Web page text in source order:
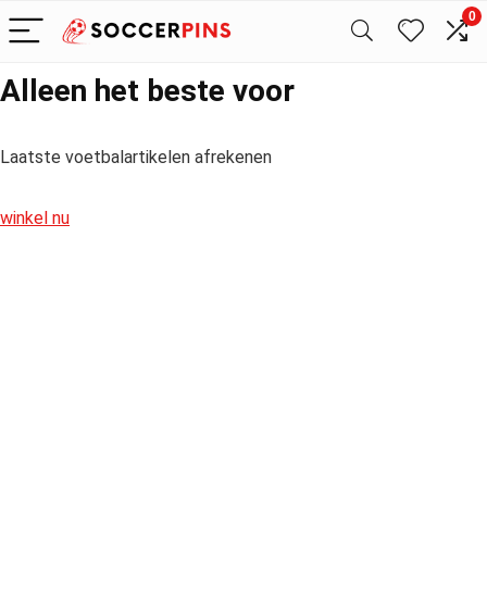
0
Alleen het beste voor
Laatste voetbalartikelen afrekenen
winkel nu